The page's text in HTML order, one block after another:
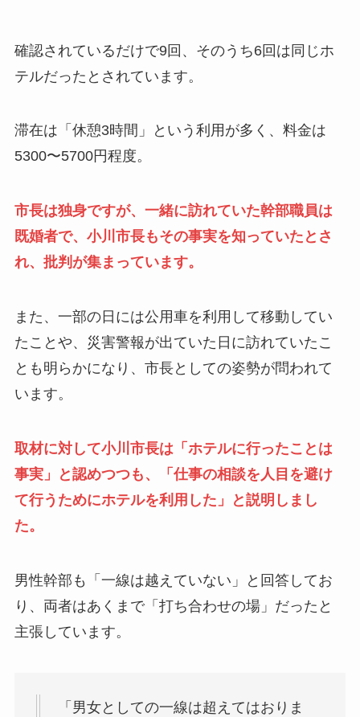
確認されているだけで9回、そのうち6回は同じホ
テルだったとされています。
滞在は「休憩3時間」という利用が多く、料金は
5300〜5700円程度。
市長は独身ですが、一緒に訪れていた幹部職員は
既婚者で、小川市長もその事実を知っていたとさ
れ、批判が集まっています。
また、一部の日には公用車を利用して移動してい
たことや、災害警報が出ていた日に訪れていたこ
とも明らかになり、市長としての姿勢が問われて
います。
取材に対して小川市長は「ホテルに行ったことは
事実」と認めつつも、「仕事の相談を人目を避け
て行うためにホテルを利用した」と説明しまし
た。
男性幹部も「一線は越えていない」と回答してお
り、両者はあくまで「打ち合わせの場」だったと
主張しています。
「男女としての一線は超えてはおりま